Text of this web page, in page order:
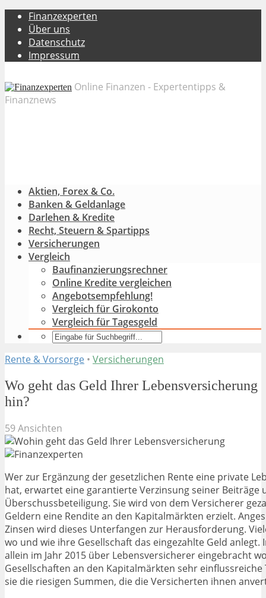
Finanzexperten
Über uns
Datenschutz
Impressum
Online Finanzen - Expertentipps &
Finanznews
Aktien, Forex & Co.
Banken & Geldanlage
Darlehen & Kredite
Recht, Steuern & Spartipps
Versicherungen
Vergleich
Baufinanzierungsrechner
Online Kredite vergleichen
Angebotsempfehlung!
Vergleich für Girokonto
Vergleich für Tagesgeld
Rente & Vorsorge • Versicherungen
Wo geht das Geld Ihrer Lebensversicherung
hin?
59 Ansichten
Wer zur Ergänzung der gesetzlichen Rente eine private
hat, erwartet eine garantierte Verzinsung seiner Beiträge
Überschussbeteiligung. Sie wird von dem Versicherer
Geldern eine Rendite an den Kapitalmärkten erzielt.
Zinsen wird dieses Unterfangen zur Herausforderung.
wo und wie ihre Gesellschaft das eingezahlte Geld
allein im Jahr 2015 über Lebensversicherer eingebracht
Gesellschaften an den Kapitalmärkten sehr
sie die riesigen Summen, die die Versicherten ihnen